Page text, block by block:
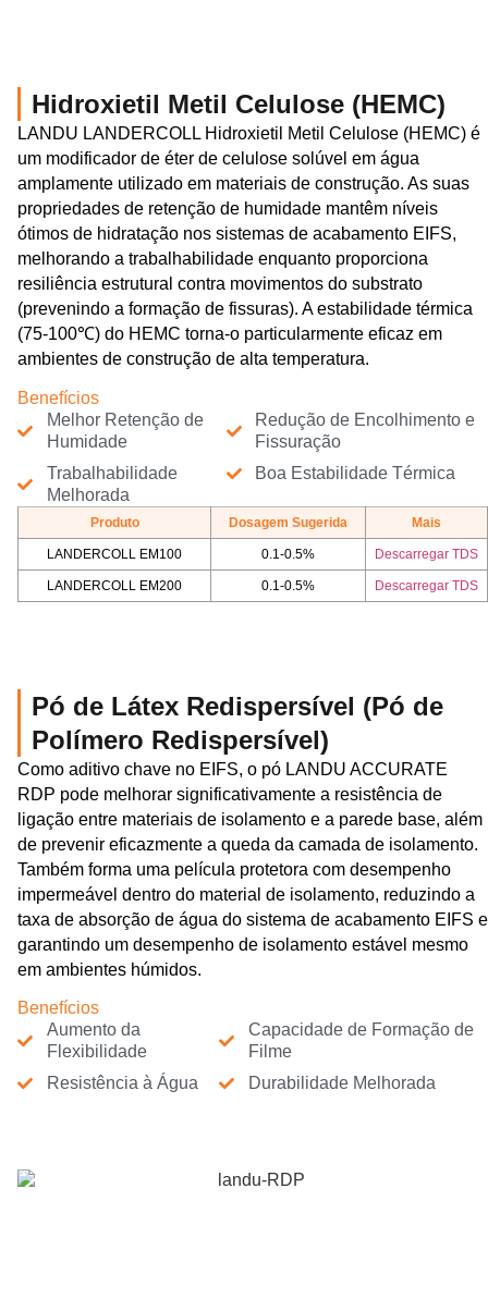
Hidroxietil Metil Celulose (HEMC)
LANDU LANDERCOLL Hidroxietil Metil Celulose (HEMC) é
um modificador de éter de celulose solúvel em água
amplamente utilizado em materiais de construção. As suas
propriedades de retenção de humidade mantêm níveis
ótimos de hidratação nos sistemas de acabamento EIFS,
melhorando a trabalhabilidade enquanto proporciona
resiliência estrutural contra movimentos do substrato
(prevenindo a formação de fissuras). A estabilidade térmica
(75-100℃) do HEMC torna-o particularmente eficaz em
ambientes de construção de alta temperatura.
Benefícios
Melhor Retenção de
Humidade
Trabalhabilidade
Melhorada
Redução de Encolhimento e
Fissuração
Boa Estabilidade Térmica
Produto Dosagem Sugerida Mais
LANDERCOLL EM100 0.1-0.5% Descarregar TDS
LANDERCOLL EM200 0.1-0.5% Descarregar TDS
Pó de Látex Redispersível (Pó de
Polímero Redispersível)
Como aditivo chave no EIFS, o pó LANDU ACCURATE
RDP pode melhorar significativamente a resistência de
ligação entre materiais de isolamento e a parede base, além
de prevenir eficazmente a queda da camada de isolamento.
Também forma uma película protetora com desempenho
impermeável dentro do material de isolamento, reduzindo a
taxa de absorção de água do sistema de acabamento EIFS e
garantindo um desempenho de isolamento estável mesmo
em ambientes húmidos.
Benefícios
Aumento da
Flexibilidade
Resistência à Água
Capacidade de Formação de
Filme
Durabilidade Melhorada